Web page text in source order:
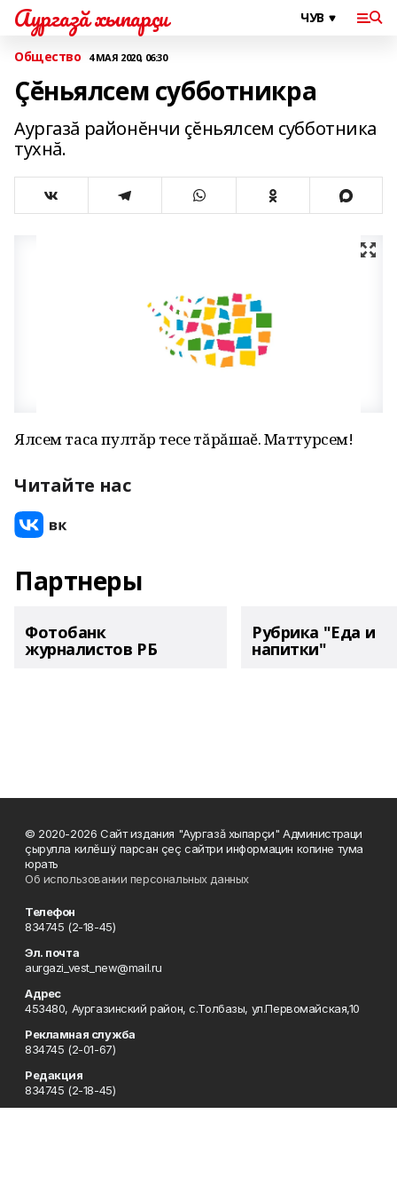
Аургазă хыпарçи
Общество 4 МАЯ 2020, 06:30
Çĕньялсем субботникра
Аургазă районĕнчи çĕньялсем субботника
тухнă.
Ялсем таса пултăр тесе тăрăшаҫҫĕ. Маттурсем!
Читайте нас
Партнеры
Фотобанк
журналистов РБ
Рубрика "Еда и
напитки"
© 2020-2026 Сайт издания "Аургазă хыпарçи" Администраци
çырулла килĕшÿ парсан çеç сайтри информацин копине тума
юрать
Об использовании персональных данных
Телефон
834745 (2-18-45)
Эл. почта
aurgazi_vest_new@mail.ru
Адрес
453480, Аургазинский район, с.Толбазы, ул.Первомайская,10
Рекламная служба
834745 (2-01-67)
Редакция
834745 (2-18-45)